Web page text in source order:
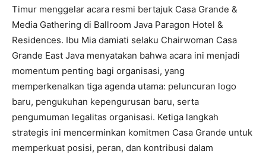
Timur menggelar acara resmi bertajuk Casa Grande &
Media Gathering di Ballroom Java Paragon Hotel &
Residences. Ibu Mia damiati selaku Chairwoman Casa
Grande East Java menyatakan bahwa acara ini menjadi
momentum penting bagi organisasi, yang
memperkenalkan tiga agenda utama: peluncuran logo
baru, pengukuhan kepengurusan baru, serta
pengumuman legalitas organisasi. Ketiga langkah
strategis ini mencerminkan komitmen Casa Grande untuk
memperkuat posisi, peran, dan kontribusi dalam